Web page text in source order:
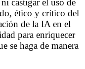
castigar el uso de
ético y crítico del
de la IA en el
para enriquecer
se haga de manera